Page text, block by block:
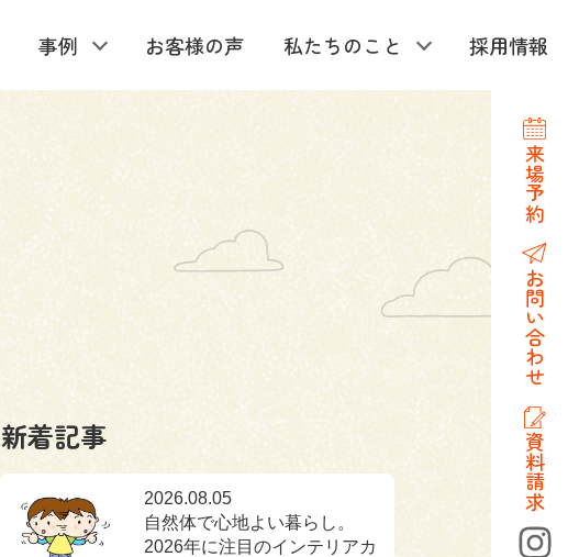
事例 お客様の声 私たちのこと 採用情報
来場予約
お問い合わせ
資料請求
新着記事
2026.08.05
自然体で心地よい暮らし。
2026年に注目のインテリアカ